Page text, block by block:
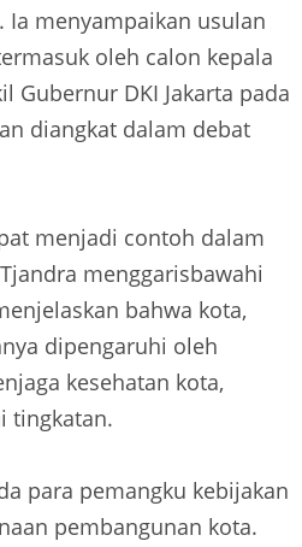
Ia menyampaikan usulan
oleh calon kepala
Gubernur DKI Jakarta pada
diangkat dalam debat
menjadi contoh dalam
menggarisbawahi
bahwa kota,
dipengaruhi oleh
kesehatan kota,
tingkatan.
para pemangku kebijakan
pembangunan kota.